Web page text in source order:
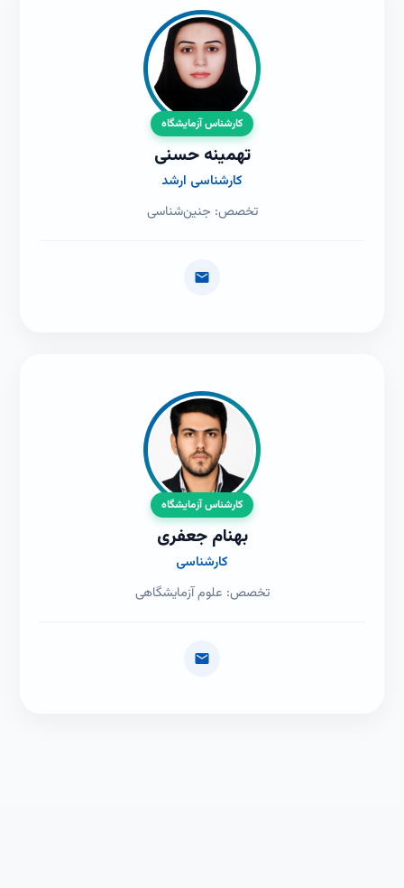
کارشناس آزمایشگاه
تهمینه حسنی
کارشناسی ارشد
تخصص: جنین‌شناسی
کارشناس آزمایشگاه
بهنام جعفری
کارشناسی
تخصص: علوم آزمایشگاهی